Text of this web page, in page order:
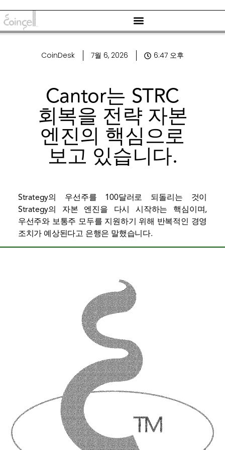
CoinDesk 7월 6, 2026 6:47 오후
Cantor는 STRC
회복을 전략 자본
엔진의 핵심으로
보고 있습니다.
Strategy의 우선주를 100달러로 되돌리는 것이
Strategy의 자본 엔진을 다시 시작하는 핵심이며,
우선주와 보통주 모두를 지원하기 위해 반복적인 경영
조치가 예상된다고 은행은 말했습니다.